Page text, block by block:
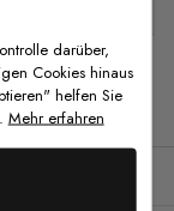
darüber,
Cookies hinaus
helfen Sie
Mehr erfahren